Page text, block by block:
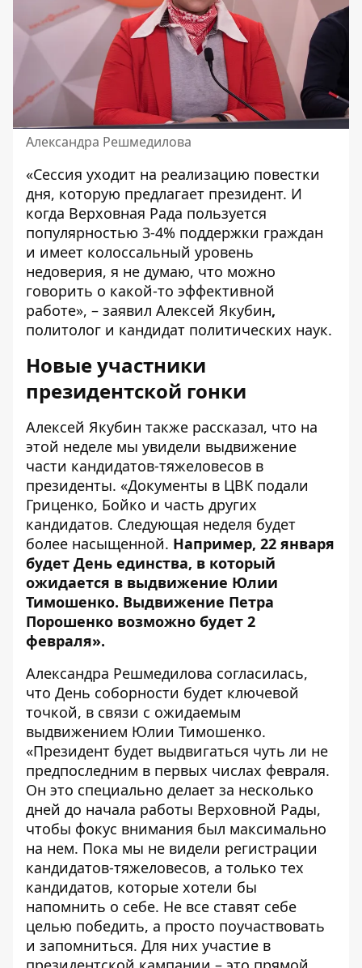
Александра Решмедилова
«Сессия уходит на реализацию повестки
дня, которую предлагает президент. И
когда Верховная Рада пользуется
популярностью 3-4% поддержки граждан
и имеет колоссальный уровень
недоверия, я не думаю, что можно
говорить о какой-то эффективной
работе», – заявил Алексей Якубин,
политолог и кандидат политических наук.
Новые участники
президентской гонки
Алексей Якубин также рассказал, что на
этой неделе мы увидели выдвижение
части кандидатов-тяжеловесов в
президенты. «Документы в ЦВК подали
Гриценко, Бойко и часть других
кандидатов. Следующая неделя будет
более насыщенной. Например, 22 января
будет День единства, в который
ожидается в выдвижение Юлии
Тимошенко. Выдвижение Петра
Порошенко возможно будет 2
февраля».
Александра Решмедилова согласилась,
что День соборности будет ключевой
точкой, в связи с ожидаемым
выдвижением Юлии Тимошенко.
«Президент будет выдвигаться чуть ли не
предпоследним в первых числах февраля.
Он это специально делает за несколько
дней до начала работы Верховной Рады,
чтобы фокус внимания был максимально
на нем. Пока мы не видели регистрации
кандидатов-тяжеловесов, а только тех
кандидатов, которые хотели бы
напомнить о себе. Не все ставят себе
целью победить, а просто поучаствовать
и запомниться. Для них участие в